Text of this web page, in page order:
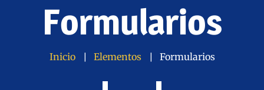
Formularios
Inicio Elementos Formularios